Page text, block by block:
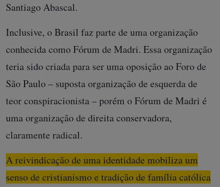
Santiago Abascal.
Inclusive, o Brasil faz parte de uma organização
conhecida como Fórum de Madri. Essa organização
teria sido criada para ser uma oposição ao Foro de
São Paulo – suposta organização de esquerda de
teor conspiracionista – porém o Fórum de Madri é
uma organização de direita conservadora,
claramente radical.
A reivindicação de uma identidade mobiliza um
senso de cristianismo e tradição de família católica